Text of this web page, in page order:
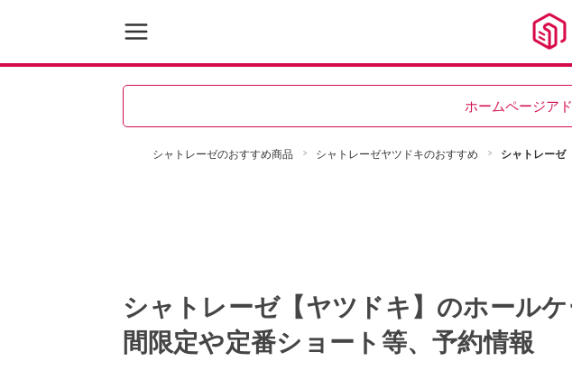
ホームページア
シャトレーゼのおすすめ商品 シャトレーゼヤツドキのおすすめ シャトレーゼ
シャトレーゼ【ヤツドキ】のホール
間限定や定番ショート等、予約情報